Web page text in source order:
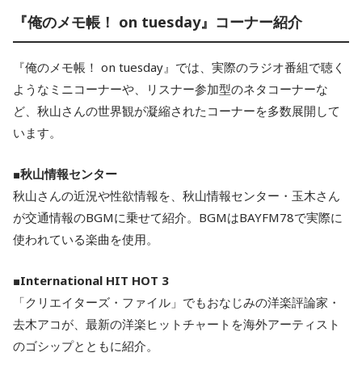
『俺のメモ帳！ on tuesday』コーナー紹介
『俺のメモ帳！ on tuesday』では、実際のラジオ番組で聴く
ようなミニコーナーや、リスナー参加型のネタコーナーな
ど、秋山さんの世界観が凝縮されたコーナーを多数展開して
います。
■秋山情報センター
秋山さんの近況や性欲情報を、秋山情報センター・玉木さん
が交通情報のBGMに乗せて紹介。BGMはBAYFM78で実際に
使われている楽曲を使用。
■International HIT HOT 3
「クリエイターズ・ファイル」でもおなじみの洋楽評論家・
去木アコが、最新の洋楽ヒットチャートを海外アーティスト
のゴシップとともに紹介。